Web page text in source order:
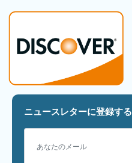
ニュースレターに登録する